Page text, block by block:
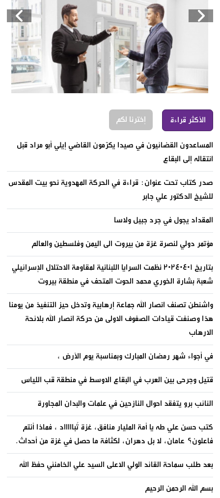
الأكثر قراءة إخترنا لكم
المساعدون القضائيون في صيدا يكرّمون القاضي إيلي أبو مراد قبل
انتقاله إلى البقاع
صدر كتاب تحت عنوان: قراءة في الحركة المهدوية نحو بيت المقدس
للشيخ الدكتور علي جابر
المقداد يجول في جرد جبيل ولاسا
مؤتمر دولي لنصرة غزة من بيروت الى اليمن وفلسطين والعالم
بتاريخ ٢٠٢٤٠٤٠١ نظمت السرايا اللبنانية لمقاومة الاحتلال الإسرائيلي
شعبة بشارة الخوري محمد الحوت المتحف في منطقة بيروت
واشنطن تصنف انصار الله جماعة إرهابية وتدخل حيز التنفيذ من يومنا
هذا وصنفت قيادات الصفوف الاولى من حركة انصار الله بلائحة
الارهاب
في أجواء شهر رمضان المبارك وبمناسبة يوم الأرض ،
قتيل وجرحى بين العرب في البقاع الاوسط في منطقة قب اللياس
النائب برو يتفقد احوال النازحين في علمات والبدان المجاورة
كتب حسن علي طه يا أمة المليار منافق، غزة تُباااااد ، فماذا أنتم
فاعلون؟ عامان، لا بل دهران، لكثافة ما حصل في غزة من أحداث.
بعد طلب سماحة القائد الولي الاعلى السيد علي الخامنئي حفظ الله
بسم الله الرحمن الرحيم